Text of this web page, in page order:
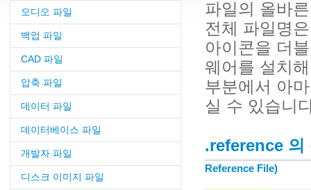
오디오 파일
백업 파일
CAD 파일
압축 파일
데이터 파일
데이터베이스 파일
개발자 파일
디스크 이미지 파일
파일의 올바
전체 파일명
아이콘을 더
웨어를 설치
부분에서 아
실 수 있습니
.reference 의
Reference File)